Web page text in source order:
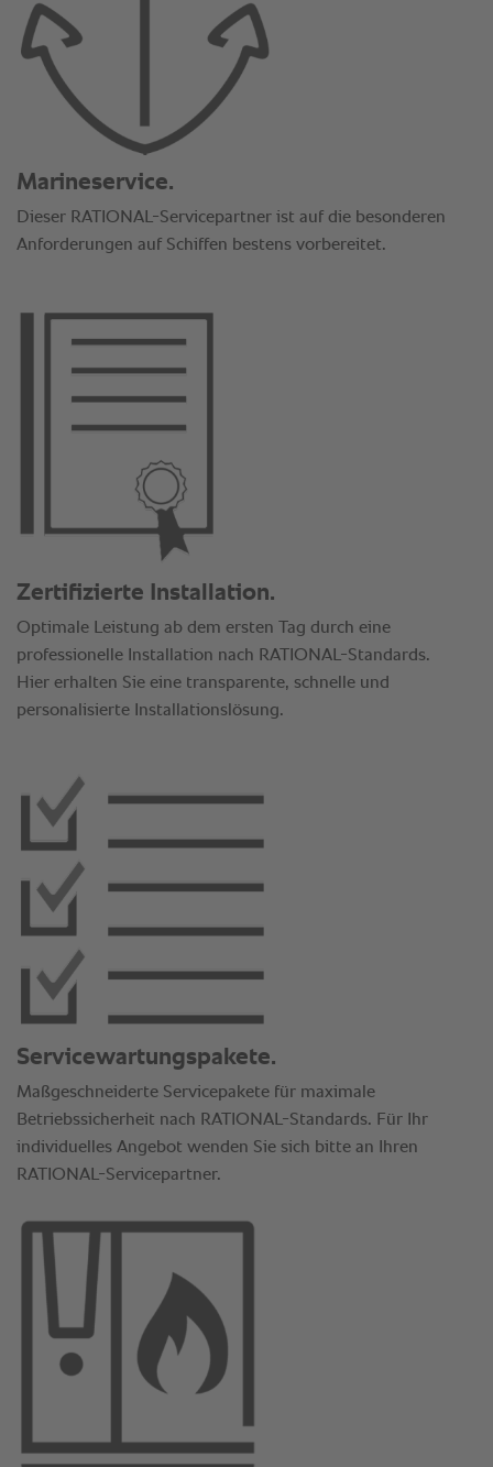
Marineservice.
Dieser RATIONAL-Servicepartner ist auf die besonderen
Anforderungen auf Schiffen bestens vorbereitet.
Zertifizierte Installation.
Optimale Leistung ab dem ersten Tag durch eine
professionelle Installation nach RATIONAL-Standards.
Hier erhalten Sie eine transparente, schnelle und
personalisierte Installationslösung.
Servicewartungspakete.
Maßgeschneiderte Servicepakete für maximale
Betriebssicherheit nach RATIONAL-Standards. Für Ihr
individuelles Angebot wenden Sie sich bitte an Ihren
RATIONAL-Servicepartner.